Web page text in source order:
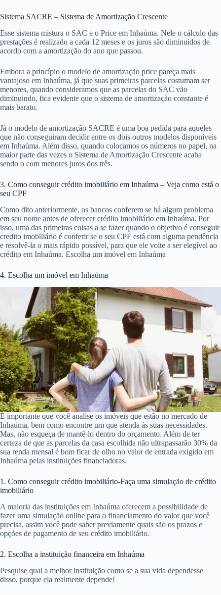
Sistema SACRE – Sistema de Amortização Crescente
Esse sistema mistura o SAC e o Price em Inhaúma. Nele o cálculo das
prestações é realizado a cada 12 meses e os juros são diminuídos de
acordo com a amortização do ano que passou.
Embora a princípio o modelo de amortização price pareça mais
vantajoso em Inhaúma, já que suas primeiras parcelas costumam ser
menores, quando consideramos que as parcelas do SAC vão
diminuindo, fica evidente que o sistema de amortização constante é
mais barato.
Já o modelo de amortização SACRE é uma boa pedida para aqueles
que não conseguiram decidir entre os dois outros modelos disponíveis
em Inhaúma. Além disso, quando colocamos os números no papel, na
maior parte das vezes o Sistema de Amortização Crescente acaba
sendo o com menores juros dos três.
3. Como conseguir crédito imobiliário em Inhaúma – Veja como está o
seu CPF
Como dito anteriormente, os bancos conferem se há algum problema
em seu nome antes de oferecer crédito imobiliário em Inhaúma. Por
isso, uma das primeiras coisas a se fazer quando o objetivo é conseguir
credito imobiliário é conferir se o seu CPF está com alguma pendência
e resolvê-la o mais rápido possível, para que ele volte a ser elegível ao
crédito em Inhaúma. Escolha um imóvel em Inhaúma
4. Escolha um imóvel em Inhaúma
É importante que você analise os imóveis que estão no mercado de
Inhaúma, bem como encontre um que atenda às suas necessidades.
Mas, não esqueça de mantê-lo dentro do orçamento. Além de ter
certeza de que as parcelas da casa escolhida não ultrapassarão 30% da
sua renda mensal é bom ficar de olho no valor de entrada exigido em
Inhaúma pelas instituições financiadoras.
1. Como conseguir crédito imobiliário-Faça uma simulação de crédito
imobiliário
A maioria das instituições em Inhaúma oferecem a possibilidade de
fazer uma simulação online para o financiamento do valor que você
precisa, assim você pode saber previamente quais são os prazos e
opções de pagamento de seu crédito imobiliário.
2. Escolha a instituição financeira em Inhaúma
Pesquise qual a melhor instituição como se a sua vida dependesse
disso, porque ela realmente depende!